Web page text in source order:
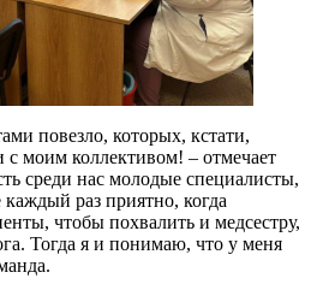
повезло, которых, кстати,
с моим коллективом! – отмечает
среди нас молодые специалисты,
раз приятно, когда
чтобы похвалить и медсестру,
Тогда я и понимаю, что у меня